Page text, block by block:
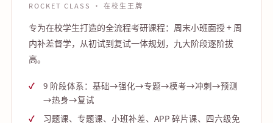
ROCKET CLASS · 在校生王牌
专为在校学生打造的全流程考研课程：周末小班面授 + 周
内补差督学，从初试到复试一体规划，九大阶段逐阶拔
高。
9 阶段体系：基础→强化→专题→模考→冲刺→预测
→热身→复试
习题课、专题课、小班补差、APP 碎片课、四六级免